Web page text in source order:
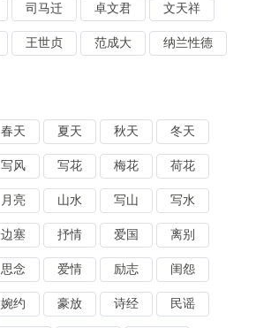
司马迁 卓文君 文天祥
王世贞 范成大 纳兰性德
春天 夏天 秋天 冬天
写风 写花 梅花 荷花
月亮 山水 写山 写水
边塞 抒情 爱国 离别
思念 爱情 励志 闺怨
婉约 豪放 诗经 民谣